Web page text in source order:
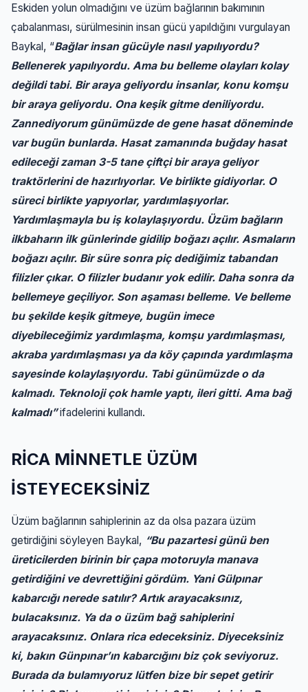
Eskiden yolun olmadığını ve üzüm bağlarının bakımının
çabalanması, sürülmesinin insan gücü yapıldığını vurgulayan
Baykal, “Bağlar insan gücüyle nasıl yapılıyordu?
Bellenerek yapılıyordu. Ama bu belleme olayları kolay
değildi tabi. Bir araya geliyordu insanlar, konu komşu
bir araya geliyordu. Ona keşik gitme deniliyordu.
Zannediyorum günümüzde de gene hasat döneminde
var bugün bunlarda. Hasat zamanında buğday hasat
edileceği zaman 3-5 tane çiftçi bir araya geliyor
traktörlerini de hazırlıyorlar. Ve birlikte gidiyorlar. O
süreci birlikte yapıyorlar, yardımlaşıyorlar.
Yardımlaşmayla bu iş kolaylaşıyordu. Üzüm bağların
ilkbaharın ilk günlerinde gidilip boğazı açılır. Asmaların
boğazı açılır. Bir süre sonra piç dediğimiz tabandan
filizler çıkar. O filizler budanır yok edilir. Daha sonra da
bellemeye geçiliyor. Son aşaması belleme. Ve belleme
bu şekilde keşik gitmeye, bugün imece
diyebileceğimiz yardımlaşma, komşu yardımlaşması,
akraba yardımlaşması ya da köy çapında yardımlaşma
sayesinde kolaylaşıyordu. Tabi günümüzde o da
kalmadı. Teknoloji çok hamle yaptı, ileri gitti. Ama bağ
kalmadı”ifadelerini kullandı.
RİCA MİNNETLE ÜZÜM
İSTEYECEKSİNİZ
Üzüm bağlarının sahiplerinin az da olsa pazara üzüm
getirdiğini söyleyen Baykal, “Bu pazartesi günü ben
üreticilerden birinin bir çapa motoruyla manava
getirdiğini ve devrettiğini gördüm. Yani Gülpınar
kabarcığı nerede satılır? Artık arayacaksınız,
bulacaksınız. Ya da o üzüm bağ sahiplerini
arayacaksınız. Onlara rica edeceksiniz. Diyeceksiniz
ki, bakın Günpınar’ın kabarcığını biz çok seviyoruz.
Burada da bulamıyoruz lütfen bize bir sepet getirir